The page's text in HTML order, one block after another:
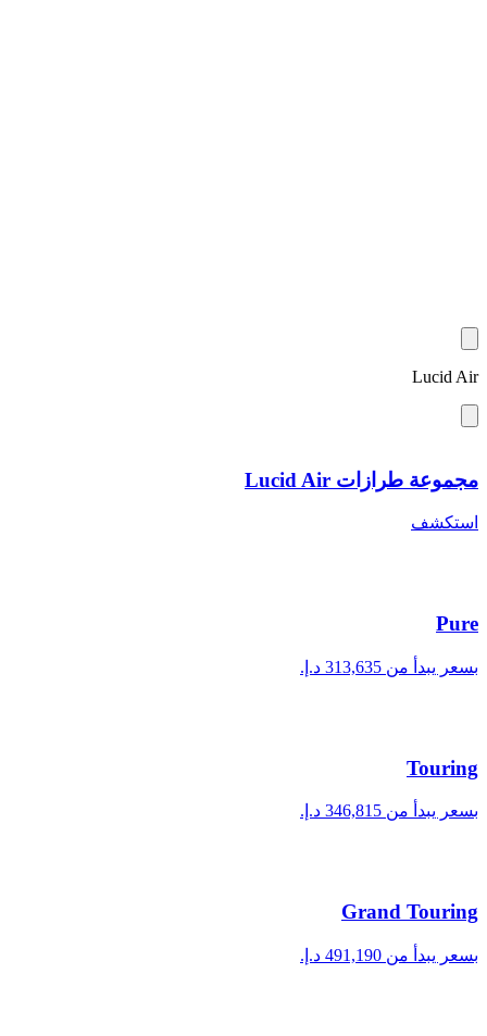
Lucid Air
مجموعة طرازات Lucid Air
استكشف
Pure
بسعر يبدأ من
Touring
بسعر يبدأ من
Grand Touring
بسعر يبدأ من